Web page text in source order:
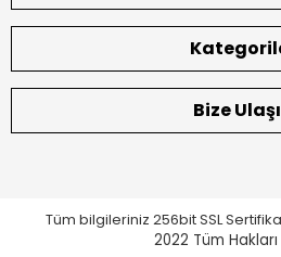
Bize
Tüm bilgileriniz 256bit SSL
2022 Tüm Hakları